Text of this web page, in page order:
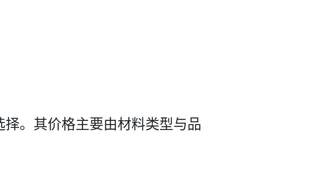
。其价格主要由材料类型与品